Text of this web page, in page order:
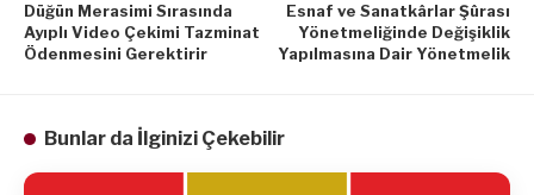
Düğün Merasimi Sırasında
Ayıplı Video Çekimi Tazminat
Ödenmesini Gerektirir
Esnaf ve Sanatkârlar Şûrası
Yönetmeliğinde Değişiklik
Yapılmasına Dair Yönetmelik
Bunlar da İlginizi Çekebilir